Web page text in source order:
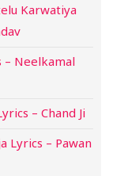
Karwatiya
– Neelkamal
– Chand Ji
Lyrics – Pawan